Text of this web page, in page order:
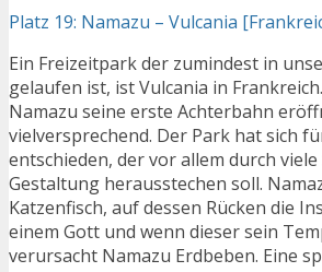
Platz 19: Namazu – Vulcania
Ein Freizeitpark der zumindest in
gelaufen ist, ist Vulcania in
Namazu seine erste Achterbahn
vielversprechend. Der Park hat sich
entschieden, der vor allem durch
Gestaltung herausstechen soll.
Katzenfisch, auf dessen Rücken die
einem Gott und wenn dieser sein
verursacht Namazu Erdbeben. Eine